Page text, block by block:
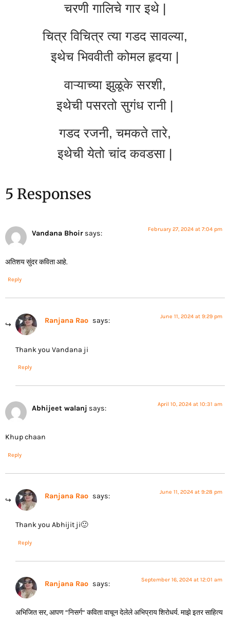
चरणी गालिचे गार इथे |
चित्र विचित्र त्या गडद सावल्या,
इथेच भिववीती कोमल हृदया |
वाऱ्याच्या झुळूके सरशी,
इथेची पसरतो सुगंध रानी |
गडद रजनी, चमकते तारे,
इथेची येतो चांद कवडसा |
5 Responses
Vandana Bhoir says: February 27, 2024 at 7:04 pm
अतिशय सुंदर कविता आहे.
Reply
Ranjana Rao says: June 11, 2024 at 9:29 pm
Thank you Vandana ji
Reply
Abhijeet walanj says: April 10, 2024 at 10:31 am
Khup chaan
Reply
Ranjana Rao says: June 11, 2024 at 9:28 pm
Thank you Abhijit ji🙂
Reply
Ranjana Rao says: September 16, 2024 at 12:01 am
अभिजित सर, आपण “निसर्ग“ कविता वाचून देलेले अभिप्राय शिरोधर्य. माझे इतर साहित्य